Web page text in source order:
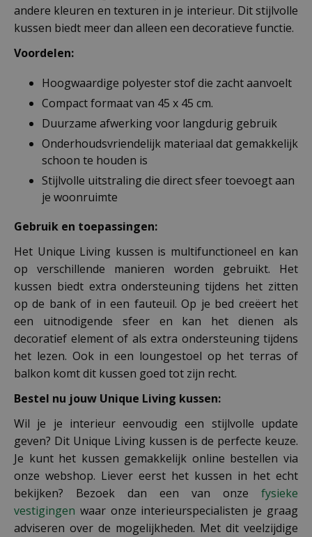
andere kleuren en texturen in je interieur. Dit stijlvolle
kussen biedt meer dan alleen een decoratieve functie.
Voordelen:
Hoogwaardige polyester stof die zacht aanvoelt
Compact formaat van 45 x 45 cm.
Duurzame afwerking voor langdurig gebruik
Onderhoudsvriendelijk materiaal dat gemakkelijk
schoon te houden is
Stijlvolle uitstraling die direct sfeer toevoegt aan
je woonruimte
Gebruik en toepassingen:
Het Unique Living kussen is multifunctioneel en kan
op verschillende manieren worden gebruikt. Het
kussen biedt extra ondersteuning tijdens het zitten
op de bank of in een fauteuil. Op je bed creëert het
een uitnodigende sfeer en kan het dienen als
decoratief element of als extra ondersteuning tijdens
het lezen. Ook in een loungestoel op het terras of
balkon komt dit kussen goed tot zijn recht.
Bestel nu jouw Unique Living kussen:
Wil je je interieur eenvoudig een stijlvolle update
geven? Dit Unique Living kussen is de perfecte keuze.
Je kunt het kussen gemakkelijk online bestellen via
onze webshop. Liever eerst het kussen in het echt
bekijken? Bezoek dan een van onze fysieke
vestigingen waar onze interieurspecialisten je graag
adviseren over de mogelijkheden. Met dit veelzijdige